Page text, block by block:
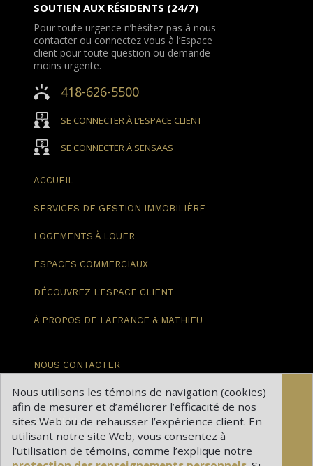
SOUTIEN AUX RÉSIDENTS (24/7)
Pour toute urgence n’hésitez pas à nous
contacter ou connectez vous à l’Espace
client pour toute question ou demande
moins urgente.
418-626-5500
SE CONNECTER À L’ESPACE CLIENT
SE CONNECTER À SENSAAS
ACCUEIL
SERVICES DE GESTION IMMOBILIÈRE
LOGEMENTS À LOUER
ESPACES COMMERCIAUX
DÉCOUVREZ L'ESPACE CLIENT
À PROPOS DE LAFRANCE & MATHIEU
NOUS CONTACTER
BLOGUE
CARRIÈRES
Nous utilisons les témoins de navigation (cookies)
afin de mesurer et d’améliorer l’efficacité de nos
sites Web ou de rehausser l’expérience client. En
utilisant notre site Web, vous consentez à
l’utilisation de témoins, comme l’explique notre